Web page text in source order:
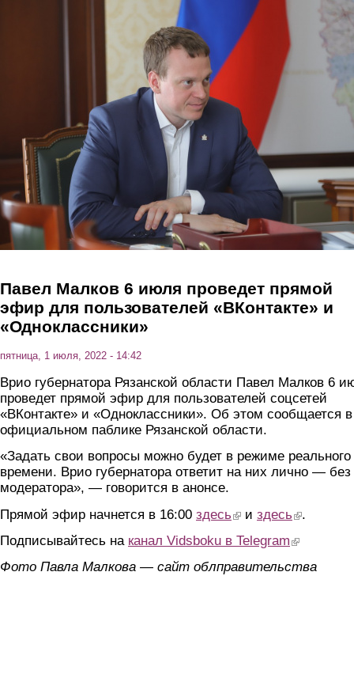
Павел Малков 6 июля проведет прямой
эфир для пользователей «ВКонтакте» и
«Одноклассники»
пятница, 1 июля, 2022 - 14:42
Врио губернатора Рязанской области Павел Малков 6
проведет прямой эфир для пользователей соцсетей
«ВКонтакте» и «Одноклассники». Об этом сообщается в
официальном паблике Рязанской области.
«Задать свои вопросы можно будет в режиме реального
времени. Врио губернатора ответит на них лично — без
модератора», — говорится в анонсе.
Прямой эфир начнется в 16:00 здесь (link is external)
и здесь (link is
.
Подписывайтесь на канал Vidsboku в Telegram (link is
Фото Павла Малкова — сайт облправительства